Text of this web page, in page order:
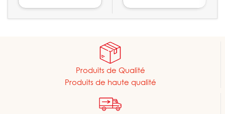
Produits de Qualité
Produits de haute qualité